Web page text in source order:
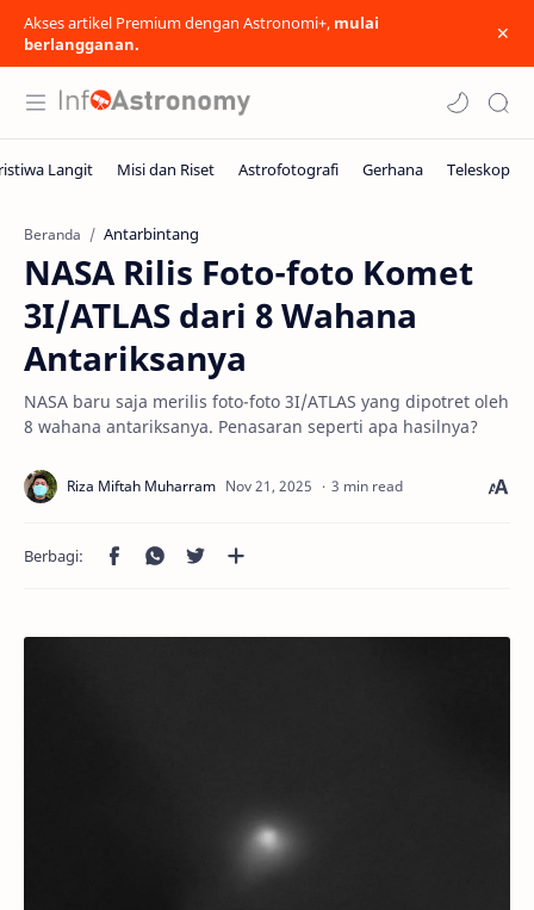
Akses artikel Premium dengan Astronomi+, mulai
berlangganan.
Beranda Antarbintang
NASA Rilis Foto-foto Komet
3I/ATLAS dari 8 Wahana
Antariksanya
NASA baru saja merilis foto-foto 3I/ATLAS yang dipotret oleh
8 wahana antariksanya. Penasaran seperti apa hasilnya?
3 min read